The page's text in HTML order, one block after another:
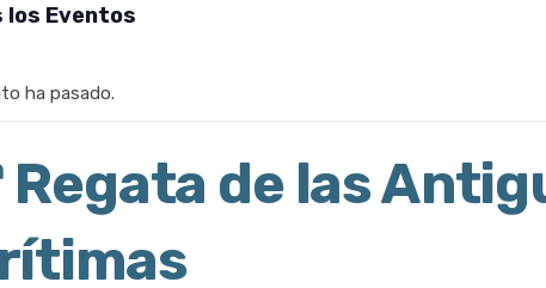
los Eventos
ha pasado.
Regata de las